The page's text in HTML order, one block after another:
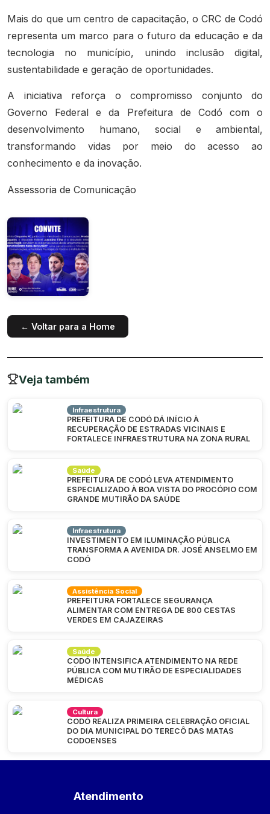
Mais do que um centro de capacitação, o CRC de Codó
representa um marco para o futuro da educação e da
tecnologia no município, unindo inclusão digital,
sustentabilidade e geração de oportunidades.
A iniciativa reforça o compromisso conjunto do
Governo Federal e da Prefeitura de Codó com o
desenvolvimento humano, social e ambiental,
transformando vidas por meio do acesso ao
conhecimento e da inovação.
Assessoria de Comunicação
← Voltar para a Home
Veja também
Infraestrutura
PREFEITURA DE CODÓ DÁ INÍCIO À
RECUPERAÇÃO DE ESTRADAS VICINAIS E
FORTALECE INFRAESTRUTURA NA ZONA RURAL
Saúde
PREFEITURA DE CODÓ LEVA ATENDIMENTO
ESPECIALIZADO À BOA VISTA DO PROCÓPIO COM
GRANDE MUTIRÃO DA SAÚDE
Infraestrutura
INVESTIMENTO EM ILUMINAÇÃO PÚBLICA
TRANSFORMA A AVENIDA DR. JOSÉ ANSELMO EM
CODÓ
Assistência Social
PREFEITURA FORTALECE SEGURANÇA
ALIMENTAR COM ENTREGA DE 800 CESTAS
VERDES EM CAJAZEIRAS
Saúde
CODÓ INTENSIFICA ATENDIMENTO NA REDE
PÚBLICA COM MUTIRÃO DE ESPECIALIDADES
MÉDICAS
Cultura
CODÓ REALIZA PRIMEIRA CELEBRAÇÃO OFICIAL
DO DIA MUNICIPAL DO TERECÔ DAS MATAS
CODOENSES
Atendimento